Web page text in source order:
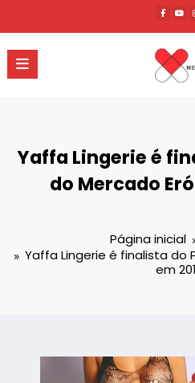
o
conteúdo
Yaffa Lingerie é
do Mercado
Página inicial
Yaffa Lingerie é finalista do
em